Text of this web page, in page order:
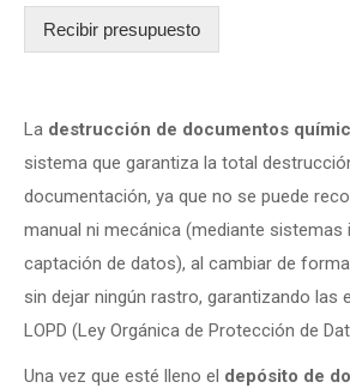
Recibir presupuesto
La destrucción de documentos
sistema que garantiza la total
documentación, ya que no se puede
manual ni mecánica (mediante
captación de datos), al cambiar de
sin dejar ningún rastro, garantizando las
LOPD (Ley Orgánica de Protección de
Una vez que esté lleno el depósito de